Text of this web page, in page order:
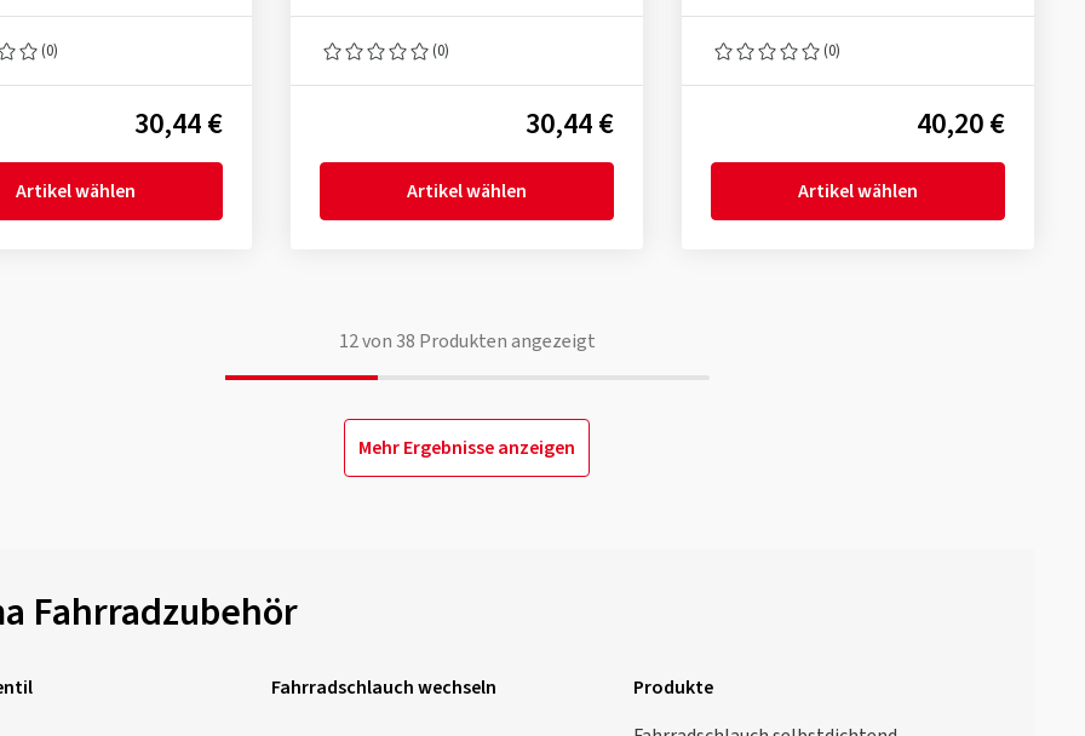
(0)
30,44 €
Artikel wählen
(0)
30,44 €
Artikel wählen
(0)
40,20 €
Artikel wählen
12von 38 Produkten angezeigt
Mehr Ergebnisse anzeigen
Fahrradzubehör
Fahrradschlauch wechseln
Produkte